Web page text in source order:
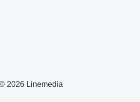
2026 Linemedia